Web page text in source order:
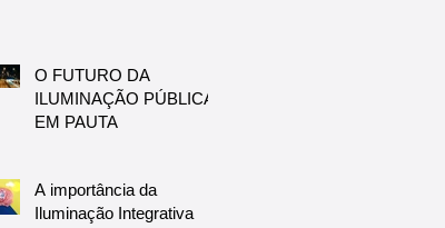
O FUTURO DA
ILUMINAÇÃO PÚBLICA
EM PAUTA
A importância da
Iluminação Integrativa